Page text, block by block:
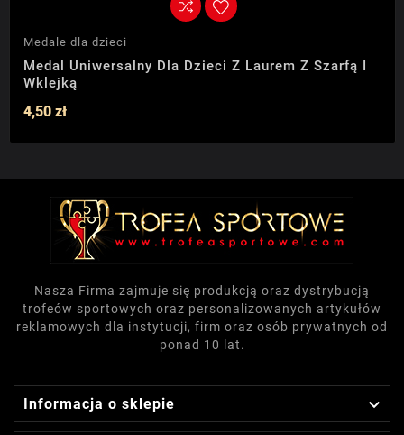
Medale dla dzieci
Medal Uniwersalny Dla Dzieci Z Laurem Z Szarfą I
Wklejką
4,50 zł
Nasza Firma zajmuje się produkcją oraz dystrybucją
trofeów sportowych oraz personalizowanych artykułów
reklamowych dla instytucji, firm oraz osób prywatnych od
ponad 10 lat.
Informacja o sklepie 